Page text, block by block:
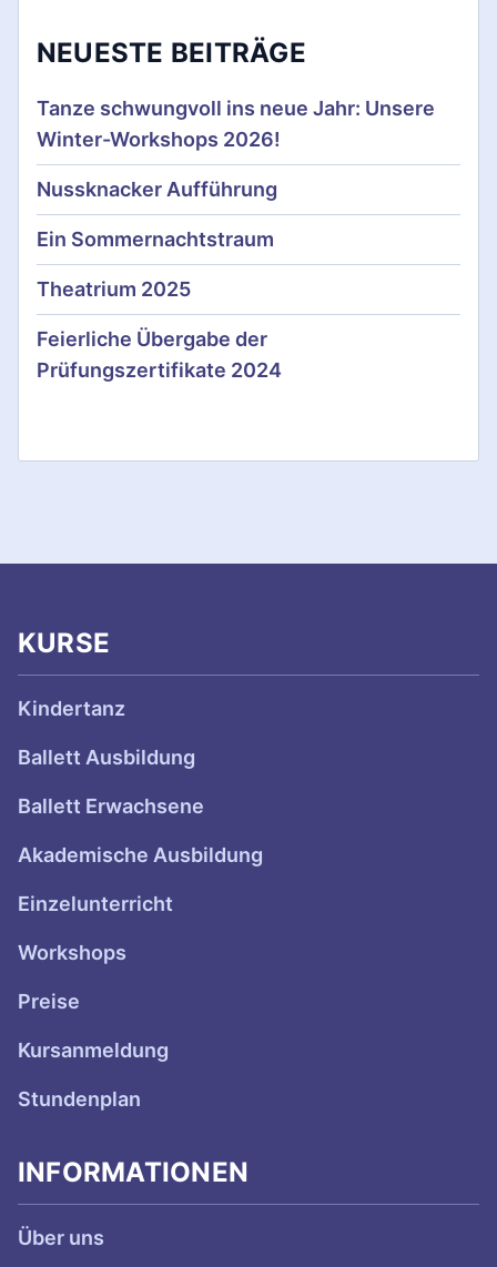
e
u
n
g
d
r
e
t
r
ä
g
e
NEUESTE BEITRÄGE
Tanze schwungvoll ins neue Jahr: Unsere
Winter-Workshops 2026!
Nussknacker Aufführung
Ein Sommernachtstraum
Theatrium 2025
Feierliche Übergabe der
Prüfungszertifikate 2024
KURSE
Kindertanz
Ballett Ausbildung
Ballett Erwachsene
Akademische Ausbildung
Einzelunterricht
Workshops
Preise
Kursanmeldung
Stundenplan
INFORMATIONEN
Über uns